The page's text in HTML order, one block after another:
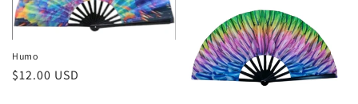
Humo
Precio
$12.00 USD